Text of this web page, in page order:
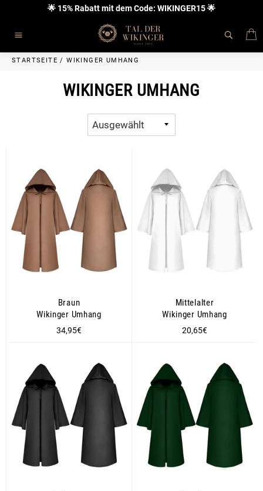
Inhalt
🌟 15% Rabatt mit dem Code: WIKINGER15 🌟
STARTSEITE / WIKINGER UMHANG
WIKINGER UMHANG
Braun
Wikinger Umhang
Normaler
34,95€
Mittelalter
Wikinger Umhang
Normaler
20,65€